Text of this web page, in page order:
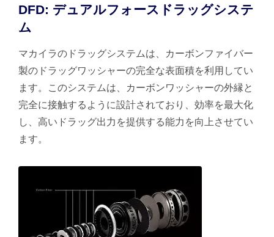
DFD: デュアルフォースドラッグシステ
ム
マカイラのドラッグシステムは、カーボンファイバー
製のドラッグワッシャーの完全な表面積を利用してい
ます。このシステムは、カーボンワッシャーの外縁と
完全に接触するように設計されており、効率を最大化
し、高いドラッグ出力を提供する能力を向上させてい
ます。